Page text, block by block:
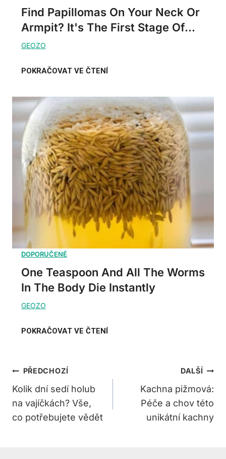
Find Papillomas On Your Neck Or
Armpit? It's The First Stage Of...
One Teaspoon And All The Worms
In The Body Die Instantly
Navigace
Pro
Příspěvek
PŘEDCHOZÍ
Kolik dní sedí holub
na vajíčkách? Vše,
co potřebujete vědět
DALŠÍ
Kachna pižmová:
Péče a chov této
unikátní kachny